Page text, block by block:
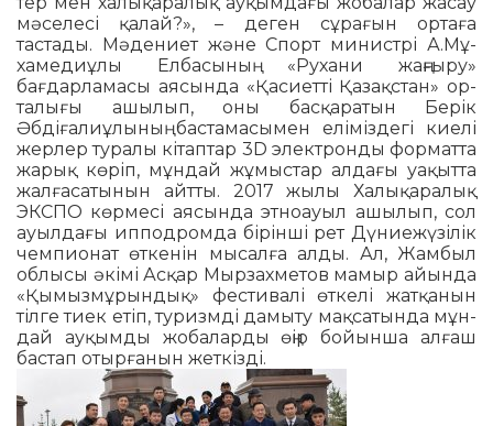
мәселесі қалай?», – де­­ген сұрағын ортаға
тастады. Мә­дениет және Спорт министрі А.Мұ­
хамедиұлы Елбасының «Ру­хани жаңғыру»
бағдарламасы ая­сында «Қасиетті Қазақстан» ор­
талығы ашылып, оны басқаратын Берік
Әбдіғалиұлының баста­ма­сымен еліміздегі киелі
жерлер ту­ралы кітап­тар 3D электронды фор­матта
жа­рық көріп, мұндай жұ­мыстар алдағы уақытта
жал­ға­сатынын айтты. 2017 жылы Халықаралық
ЭКСПО көрмесі аясында этноауыл ашы­лып, сол
ауылдағы ипподромда бі­­рінші рет Дүниежүзі­лік
чем­пио­нат өткенін мысалға алды. Ал, Жам­­был
облысы әкімі Асқар Мыр­­захметов мамыр айында
«Қы­­мызмұрындық» фестивалі өт­келі жатқанын
тілге тиек етіп, ту­ризмді дамыту мақсатында мұн­
дай ау­қымды жобаларды өңір бойынша алғаш
бастап отырға­нын жеткізді.